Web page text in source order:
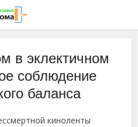
в эклектичном
соблюдение
баланса
киноленты